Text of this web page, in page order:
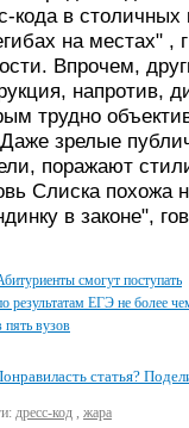
кода в столичных
на местах"
Впрочем,
напротив,
трудно
зрелые
поражают
Слиска похожа
в законе",
смогут поступать
результатам ЕГЭ не более
пять вузов
статья?
дресс-код , жара